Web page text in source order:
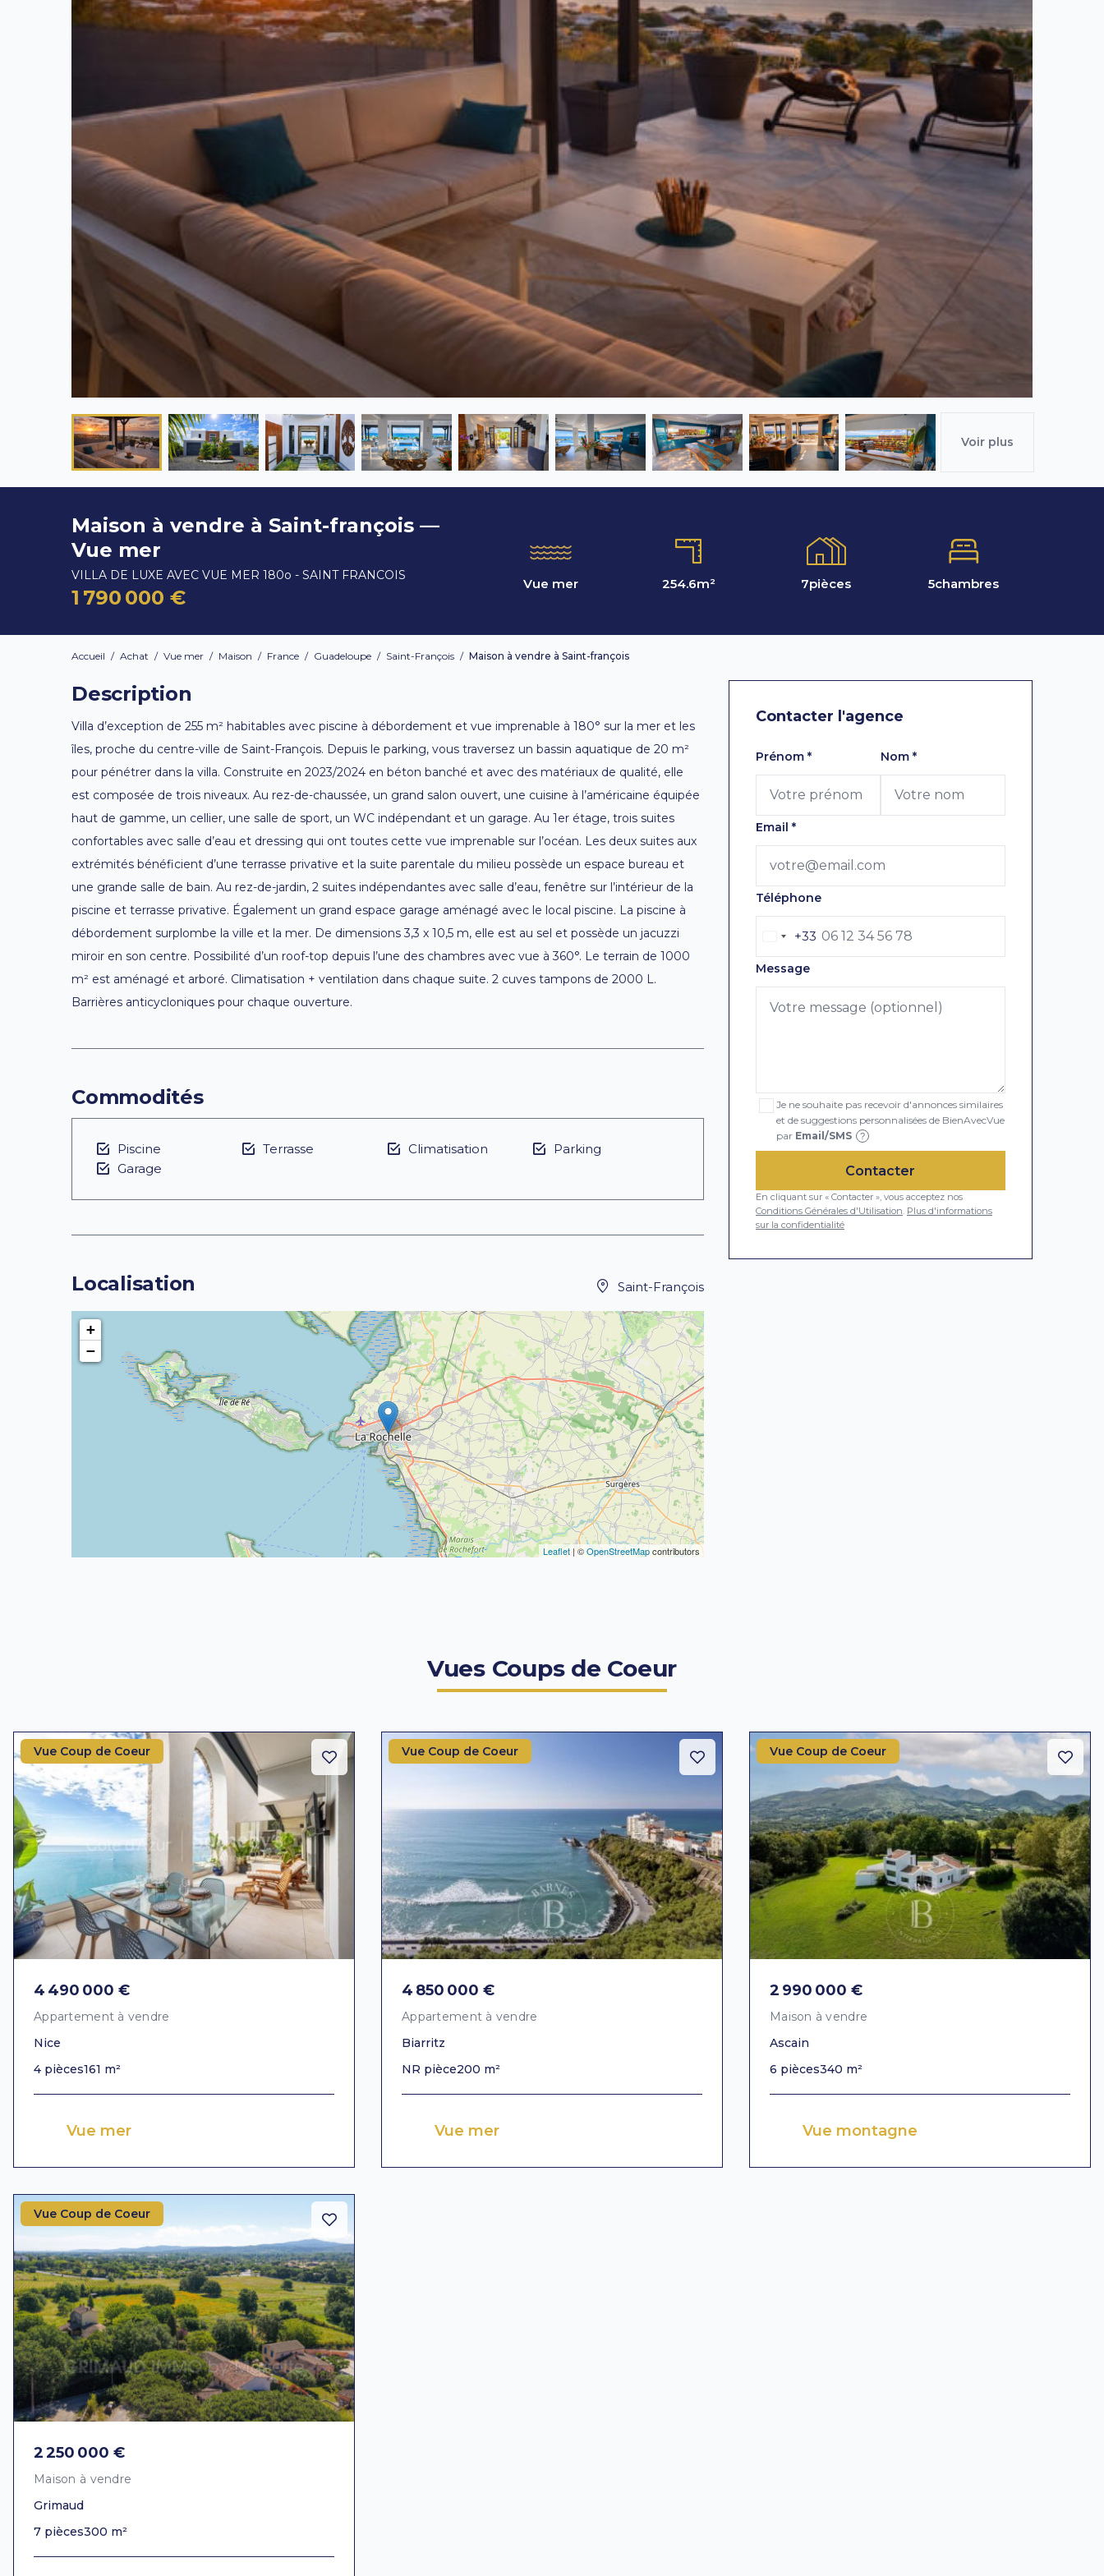
Voir plus
Maison à vendre à Saint-françois —
Vue mer
VILLA DE LUXE AVEC VUE MER 180o - SAINT FRANCOIS
1 790 000 €
Vue mer 254.6m² 7pièces 5chambres
Accueil / Achat / Vue mer / Maison / France / Guadeloupe / Saint-François / Maison à vendre à Saint-françois
Description
Villa d’exception de 255 m² habitables avec piscine à débordement et vue imprenable à 180° sur la mer et les
îles, proche du centre-ville de Saint-François. Depuis le parking, vous traversez un bassin aquatique de 20 m²
pour pénétrer dans la villa. Construite en 2023/2024 en béton banché et avec des matériaux de qualité, elle
est composée de trois niveaux. Au rez-de-chaussée, un grand salon ouvert, une cuisine à l’américaine équipée
haut de gamme, un cellier, une salle de sport, un WC indépendant et un garage. Au 1er étage, trois suites
confortables avec salle d’eau et dressing qui ont toutes cette vue imprenable sur l’océan. Les deux suites aux
extrémités bénéficient d’une terrasse privative et la suite parentale du milieu possède un espace bureau et
une grande salle de bain. Au rez-de-jardin, 2 suites indépendantes avec salle d’eau, fenêtre sur l’intérieur de la
piscine et terrasse privative. Également un grand espace garage aménagé avec le local piscine. La piscine à
débordement surplombe la ville et la mer. De dimensions 3,3 x 10,5 m, elle est au sel et possède un jacuzzi
miroir en son centre. Possibilité d’un roof-top depuis l’une des chambres avec vue à 360°. Le terrain de 1000
m² est aménagé et arboré. Climatisation + ventilation dans chaque suite. 2 cuves tampons de 2000 L.
Barrières anticycloniques pour chaque ouverture.
Commodités
Piscine Terrasse Climatisation
Parking
Garage
Localisation Saint-François
+
−
Leaflet| ©OpenStreetMapcontributors
Contacter l'agence
Laissez ce champ vide
Prénom * Nom *
Email *
Téléphone
+33
Message
Je ne souhaite pas recevoir d'annonces similaires
et de suggestions personnalisées de BienAvecVue
par Email/SMS ?
Contacter
En cliquant sur « Contacter », vous acceptez nos
Conditions Générales d'Utilisation. Plus d'informations
sur la confidentialité
Vues Coups de Coeur
Vue Coup de Coeur
4 490 000 €
Appartement à vendre
Nice
4 pièces161 m²
Vue mer
Vue Coup de Coeur
4 850 000 €
Appartement à vendre
Biarritz
NR pièce200 m²
Vue mer
Vue Coup de Coeur
2 990 000 €
Maison à vendre
Ascain
6 pièces340 m²
Vue montagne
Vue Coup de Coeur
2 250 000 €
Maison à vendre
Grimaud
7 pièces300 m²